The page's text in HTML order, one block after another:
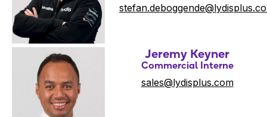
Jeremy Keyner
Commercial Interne
sales@lydisplus.com